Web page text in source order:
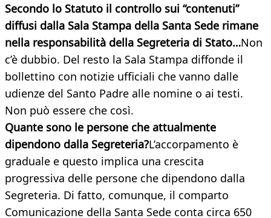
Secondo lo Statuto il controllo sui “contenuti”
diffusi dalla Sala Stampa della Santa Sede rimane
nella responsabilità della Segreteria di Stato…Non
c’è dubbio. Del resto la Sala Stampa diffonde il
bollettino con notizie ufficiali che vanno dalle
udienze del Santo Padre alle nomine o ai testi.
Non può essere che così.
Quante sono le persone che attualmente
dipendono dalla Segreteria?L’accorpamento è
graduale e questo implica una crescita
progressiva delle persone che dipendono dalla
Segreteria. Di fatto, comunque, il comparto
Comunicazione della Santa Sede conta circa 650